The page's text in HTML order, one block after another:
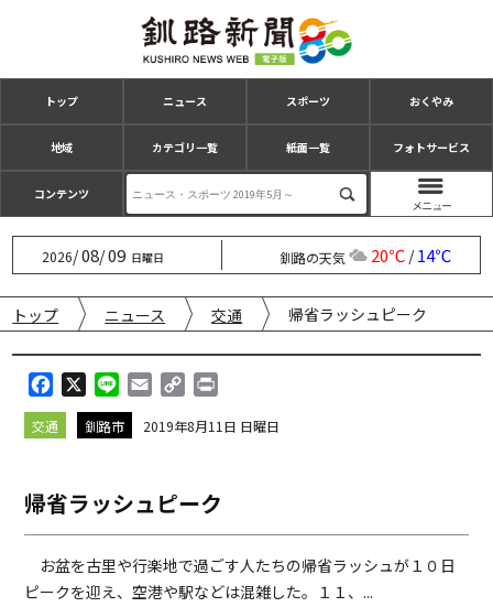
トップ ニュース スポーツ おくやみ
地域 カテゴリ一覧 紙面一覧 フォトサービス
コンテンツ
2026/08/09 日曜日 釧路の天気 20℃/14℃
トップ ニュース 交通 帰省ラッシュピーク
a
c
o
o
k
i
n
a
p
i
n
k
i
交通 釧路市 2019年8月11日 日曜日
帰省ラッシュピーク
お盆を古里や行楽地で過ごす人たちの帰省ラッシュが１０日
ピークを迎え、空港や駅などは混雑した。１１、...